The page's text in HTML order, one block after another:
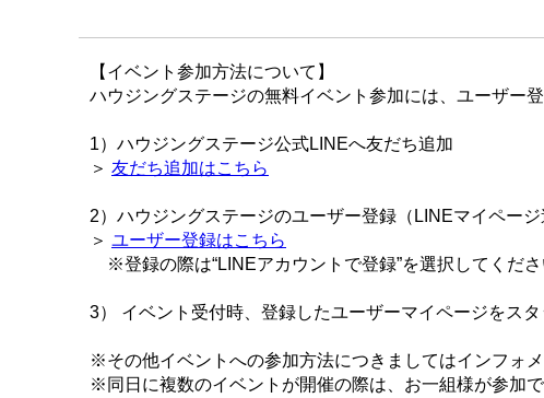
【イベント参加方法について】
ハウジングステージの無料イベント参加には、ユーザー
1）ハウジングステージ公式LINEへ友だち追加
＞ 友だち追加はこちら
2）ハウジングステージのユーザー登録（LINEマイページ
＞ ユーザー登録はこちら
※登録の際は“LINEアカウントで登録”を選択してくださ
3） イベント受付時、登録したユーザーマイページをスタ
※その他イベントへの参加方法につきましてはインフォ
※同日に複数のイベントが開催の際は、お一組様が参加